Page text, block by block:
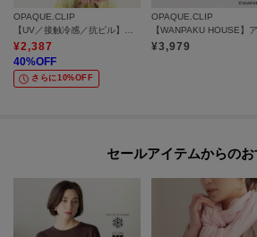
OPAQUE.CLIP
【UV／接触冷感／抗ピル】袖口ラインシアーさらりニット《洗濯機OK》
¥2,387
40%OFF
さらに10%OFF
OPAQUE.CLIP
¥3,979
セールアイテムからの